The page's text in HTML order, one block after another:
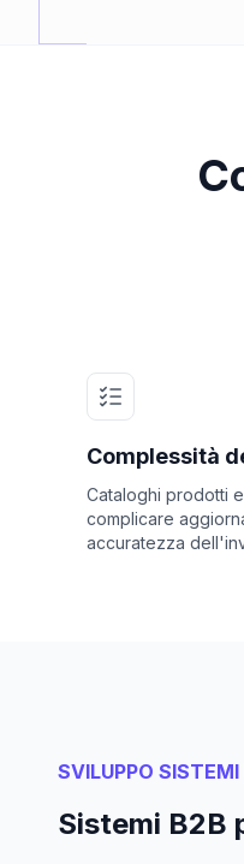
Complessità
Cataloghi prodotti
complicare
accuratezza
SVILUPPO SISTEMI
Sistemi B2B